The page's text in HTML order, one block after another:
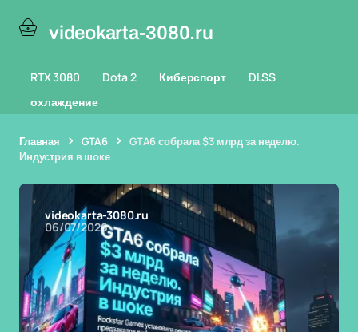
videokarta-3080.ru
RTX 3080 Dota 2 Киберспорт
DLSS
охлаждение
Главная GTA6
GTA6 собрала $3 млрд за неделю.
Индустрия в шоке
videokarta-3080.ru
06/07/2026